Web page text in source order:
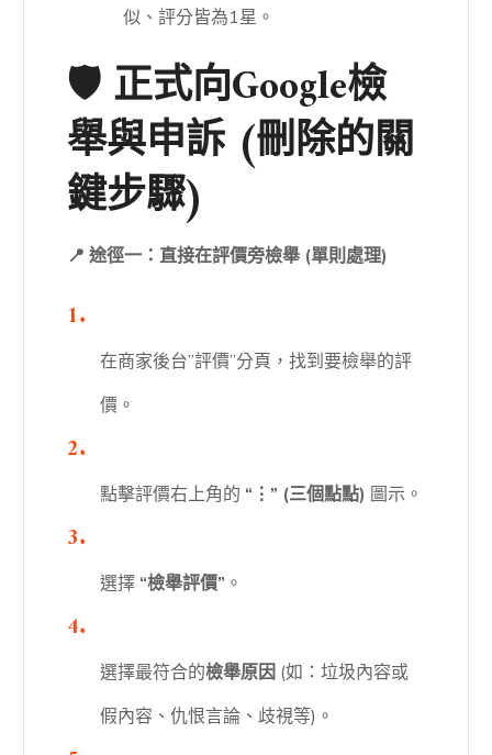
似、評分皆為1星。
🛡 正式向Google檢
舉與申訴 (刪除的關
鍵步驟)
📍 途徑一：直接在評價旁檢舉 (單則處理)
在商家後台”評價”分頁，找到要檢舉的評
價。
點擊評價右上角的 “⋮” (三個點點) 圖示。
選擇 “檢舉評價” 。
選擇最符合的檢舉原因 (如：垃圾內容或
假內容、仇恨言論、歧視等)。